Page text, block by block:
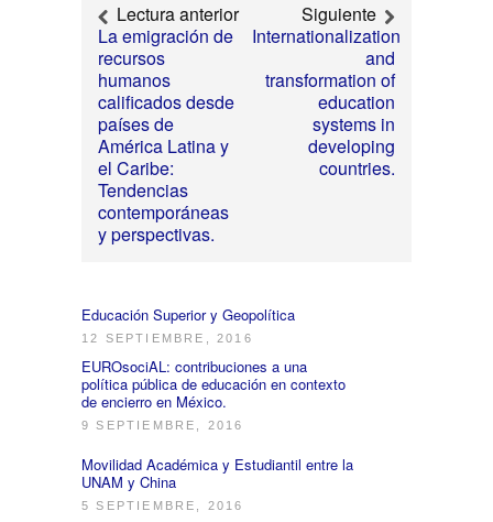
Lectura anterior
La emigración de
recursos
humanos
calificados desde
países de
América Latina y
el Caribe:
Tendencias
contemporáneas
y perspectivas.
Siguiente
Internationalization
and
transformation of
education
systems in
developing
countries.
Educación Superior y Geopolítica
12 SEPTIEMBRE, 2016
EUROsociAL: contribuciones a una
política pública de educación en contexto
de encierro en México.
9 SEPTIEMBRE, 2016
Movilidad Académica y Estudiantil entre la
UNAM y China
5 SEPTIEMBRE, 2016